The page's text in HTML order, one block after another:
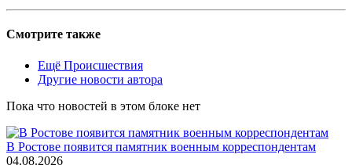
Смотрите также
Ещё Происшествия
Другие новости автора
Пока что новостей в этом блоке нет
В Ростове появится памятник военным корреспондентам
04.08.2026